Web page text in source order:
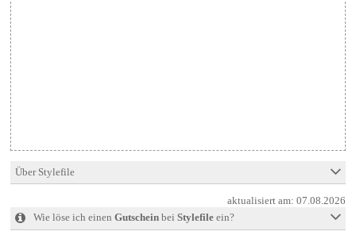
Über Stylefile
aktualisiert am:07.08.2026
Wie löse ich einen Gutscheinbei Stylefileein?